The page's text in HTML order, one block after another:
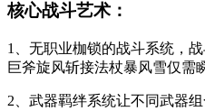
核心战斗艺术：
1、无职业枷锁的战斗系统，
巨斧旋风斩接法杖暴风雪仅需
2、武器羁绊系统让不同武器